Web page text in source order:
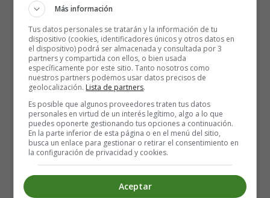
Publicado: 20 Julio 2026
textos en ingles
Stories in English
Leer más: Serial Killers in Fiction vs. Reality
San Juan's Night: A Journey into the
Enchanting Realm of Tradition and
Poetry
Más información
Tus datos personales se tratarán y la información de tu
dispositivo (cookies, identificadores únicos y otros datos en
el dispositivo) podrá ser almacenada y consultada por 3
partners y compartida con ellos, o bien usada
específicamente por este sitio. Tanto nosotros como
nuestros partners podemos usar datos precisos de
geolocalización. Lista de partners.
Es posible que algunos proveedores traten tus datos
personales en virtud de un interés legítimo, algo a lo que
puedes oponerte gestionando tus opciones a continuación.
En la parte inferior de esta página o en el menú del sitio,
busca un enlace para gestionar o retirar el consentimiento en
la configuración de privacidad y cookies.
Aceptar